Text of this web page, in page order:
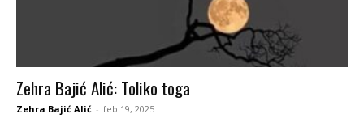
Zehra Bajić Alić: Toliko toga
Zehra Bajić Alić - feb 19, 2025